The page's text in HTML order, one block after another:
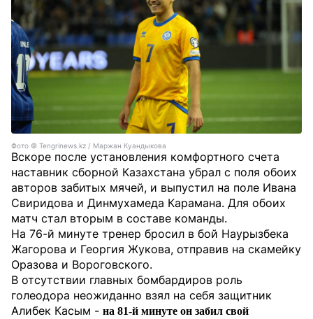
Фото ©️ Tengrinews.kz / Маржан Куандыкова
Вскоре после установления комфортного счета
наставник сборной Казахстана убрал с поля обоих
авторов забитых мячей, и выпустил на поле Ивана
Свиридова и Динмухамеда Карамана. Для обоих
матч стал вторым в составе команды.
На 76-й минуте тренер бросил в бой Наурызбека
Жагорова и Георгия Жукова, отправив на скамейку
Оразова и Вороговского.
В отсутствии главных бомбардиров роль
голеодора неожиданно взял на себя защитник
Алибек Касым - на 81-й минуте он забил свой